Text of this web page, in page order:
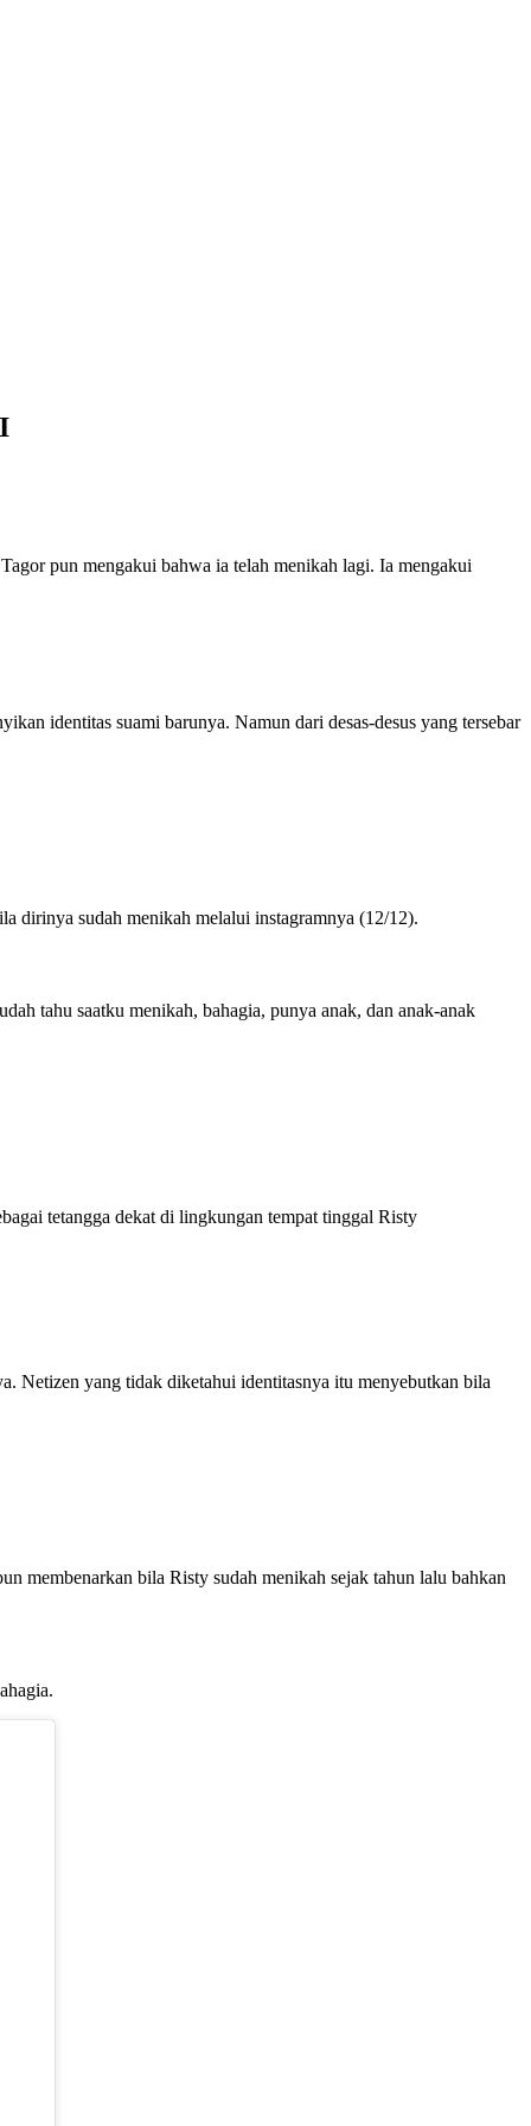
pun mengakui bahwa ia telah menikah lagi. Ia mengakui
identitas suami barunya. Namun dari desas-desus yang tersebar
dirinya sudah menikah melalui instagramnya (12/12).
tahu saatku menikah, bahagia, punya anak, dan anak-anak
tetangga dekat di lingkungan tempat tinggal Risty
Netizen yang tidak diketahui identitasnya itu menyebutkan bila
membenarkan bila Risty sudah menikah sejak tahun lalu bahkan